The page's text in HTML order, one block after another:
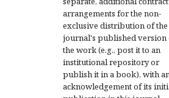
arrangements for the non-
exclusive distribution of the
journal's published version
the work (e.g., post it to an
institutional repository or
publish it in a book), with
acknowledgement of its